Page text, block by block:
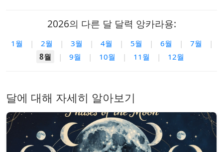
2026의 다른 달 달력 앙카라용:
1월 | 2월 | 3월 | 4월 | 5월 | 6월 | 7월
|
8월
| 9월 | 10월 | 11월 | 12월
달에 대해 자세히 알아보기